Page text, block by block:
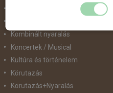
Kombinált nyaralás
Koncertek / Musical
Kultúra és történelem
Körutazás
Körutazás+Nyaralás